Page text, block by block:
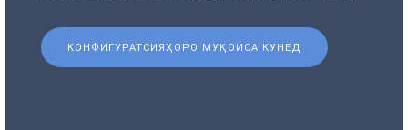
КОНФИГУРАТСИЯҲОРО МУҚОИСА КУНЕД